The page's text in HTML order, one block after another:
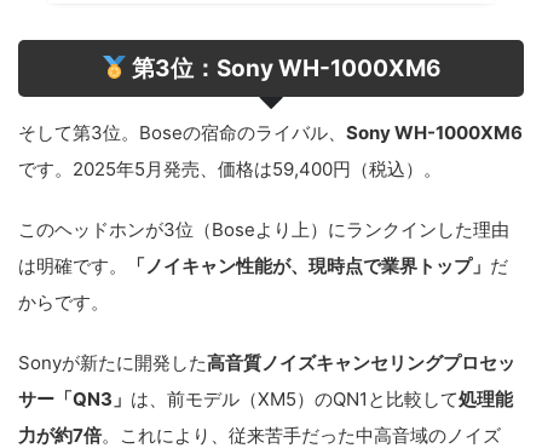
第3位：Sony WH-1000XM6
そして第3位。Boseの宿命のライバル、 Sony WH-1000XM6
です。2025年5月発売、価格は59,400円（税込）。
このヘッドホンが3位（Boseより上）にランクインした理由
は明確です。
「ノイキャン性能が、現時点で業界トップ」 だ
からです。
Sonyが新たに開発した高音質ノイズキャンセリングプロセッ
サー「QN3」 は、前モデル（XM5）のQN1と比較して処理能
力が約7倍。これにより、従来苦手だった中高音域のノイズ